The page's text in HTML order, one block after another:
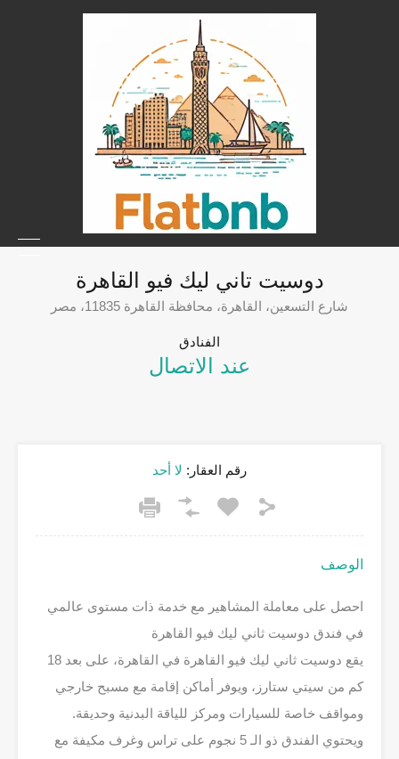
دوسيت تاني ليك فيو القاهرة
شارع التسعين، القاهرة، محافظة القاهرة 11835، مصر
الفنادق
عند الاتصال
رقم العقار: لا أحد
الوصف
احصل على معاملة المشاهير مع خدمة ذات مستوى عالمي
في فندق دوسيت ثاني ليك فيو القاهرة
يقع دوسيت ثاني ليك فيو القاهرة في القاهرة، على بعد 18
كم من سيتي ستارز، ويوفر أماكن إقامة مع مسبح خارجي
ومواقف خاصة للسيارات ومركز للياقة البدنية وحديقة.
ويحتوي الفندق ذو الـ 5 نجوم على تراس وغرف مكيفة مع